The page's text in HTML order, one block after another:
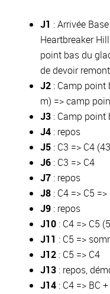
J1 : Arrivée
Heartbreaker
point bas du
de devoir
J2 : Camp point
m) => camp
J3 : Camp point
J4 : repos
J5 : C3 => C4
J6 : C3 => C4
J7 : repos
J8 : C4 => C5 =>
J9 : repos
J10 : C4 => C5
J11 : C5 =>
J12 : C5 => C4
J13 : repos,
J14 : C4 => BC